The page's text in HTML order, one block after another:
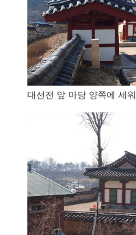
대선전 앞 마당 양쪽에 세